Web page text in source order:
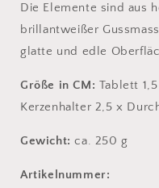
Die Elemente sind aus
brillantweißer
glatte und edle
Größe in CM: Tablett
Kerzenhalter 2,5 x
Gewicht: ca. 250 g
Artikelnummer: